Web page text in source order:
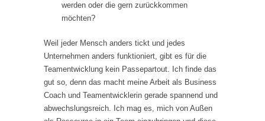
werden oder die gern zurückkommen
möchten?
Weil jeder Mensch anders tickt und jedes
Unternehmen anders funktioniert, gibt es für die
Teamentwicklung kein Passepartout. Ich finde das
gut so, denn das macht meine Arbeit als Business
Coach und Teamentwicklerin gerade spannend und
abwechslungsreich. Ich mag es, mich von Außen